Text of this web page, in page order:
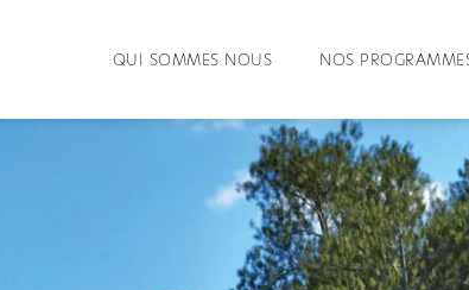
QUI SOMMES NOUS NOS